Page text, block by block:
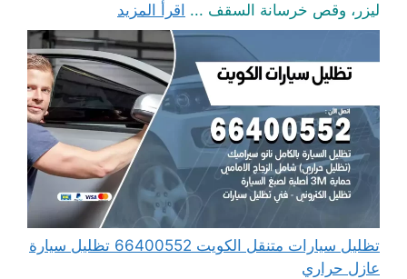
ليزر، وقص خرسانة السقف ... اقرأ المزيد
تظليل سيارات متنقل الكويت 66400552 تظليل سيارة
عازل حراري